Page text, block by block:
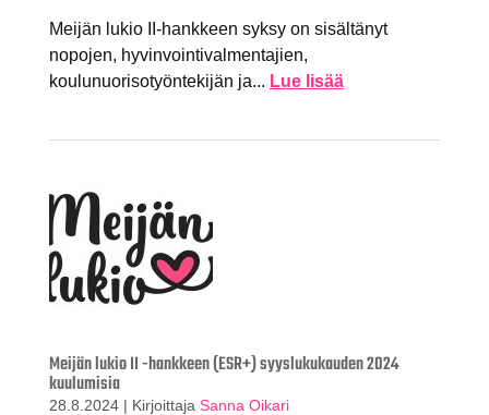
Meijän lukio II-hankkeen syksy on sisältänyt
nopojen, hyvinvointivalmentajien,
koulunuorisotyöntekijän ja... Lue lisää
Meijän lukio II -hankkeen (ESR+) syyslukukauden 2024
kuulumisia
28.8.2024 | Kirjoittaja Sanna Oikari